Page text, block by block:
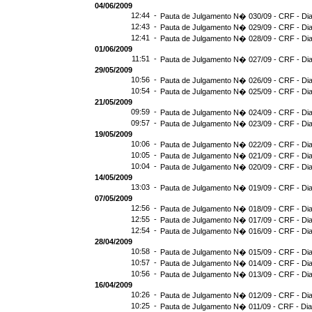
04/06/2009
12:44 - Pauta de Julgamento N� 030/09 - CRF -
12:43 - Pauta de Julgamento N� 029/09 - CRF -
12:41 - Pauta de Julgamento N� 028/09 - CRF -
01/06/2009
11:51 - Pauta de Julgamento N� 027/09 - CRF -
29/05/2009
10:56 - Pauta de Julgamento N� 026/09 - CRF -
10:54 - Pauta de Julgamento N� 025/09 - CRF -
21/05/2009
09:59 - Pauta de Julgamento N� 024/09 - CRF -
09:57 - Pauta de Julgamento N� 023/09 - CRF -
19/05/2009
10:06 - Pauta de Julgamento N� 022/09 - CRF -
10:05 - Pauta de Julgamento N� 021/09 - CRF -
10:04 - Pauta de Julgamento N� 020/09 - CRF -
14/05/2009
13:03 - Pauta de Julgamento N� 019/09 - CRF -
07/05/2009
12:56 - Pauta de Julgamento N� 018/09 - CRF -
12:55 - Pauta de Julgamento N� 017/09 - CRF -
12:54 - Pauta de Julgamento N� 016/09 - CRF -
28/04/2009
10:58 - Pauta de Julgamento N� 015/09 - CRF -
10:57 - Pauta de Julgamento N� 014/09 - CRF -
10:56 - Pauta de Julgamento N� 013/09 - CRF -
16/04/2009
10:26 - Pauta de Julgamento N� 012/09 - CRF -
10:25 - Pauta de Julgamento N� 011/09 - CRF -